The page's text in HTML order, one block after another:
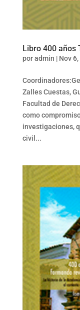
Libro 400 años
poradmin | Nov
Zalles Cuestas,
Facultad de
como
investigaciones,
civil...